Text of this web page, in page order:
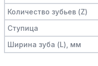
Количество зубьев (Z)
Ступица
Ширина зуба (L), мм